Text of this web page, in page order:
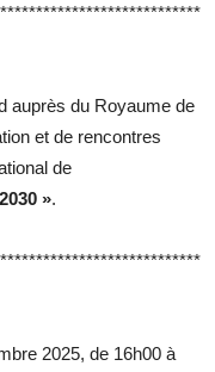
auprès du Royaume de
et de rencontres
de
».
2025, de 16h00 à